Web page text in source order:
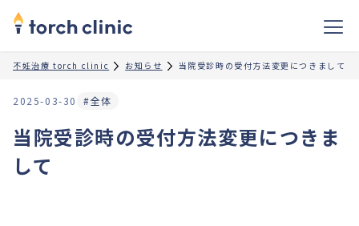
不妊治療 torch clinic お知らせ 当院受診時の受付方法変更につきまして
2025-03-30 #全体
当院受診時の受付方法変更につきま
して